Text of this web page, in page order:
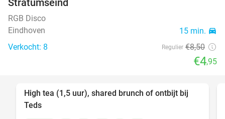
Stratumseind
RGB Disco
Eindhoven
15 min. directions_car
Verkocht: 8 Regulier €8,50
€4,95
35%
High tea (1,5 uur), shared brunch of ontbijt bij
Teds